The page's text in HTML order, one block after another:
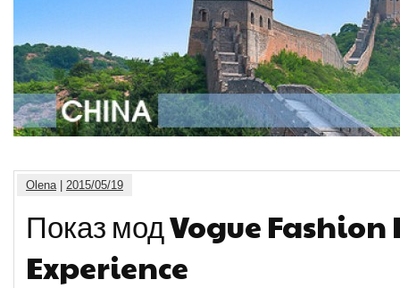
Olena| 2015/05/19
Показ мод Vogue
Experience